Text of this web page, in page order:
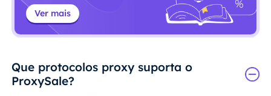
Ver mais
Que protocolos proxy suporta o
ProxySale?